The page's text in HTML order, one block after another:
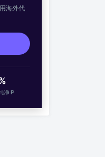
海外代
净IP